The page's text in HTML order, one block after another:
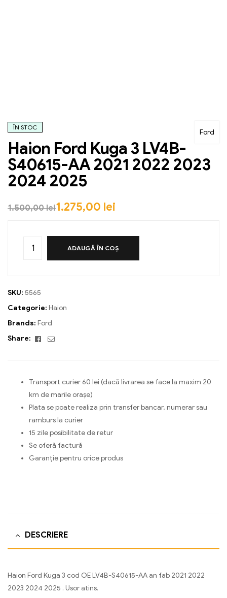
Ford
ÎN STOC
Haion Ford Kuga 3 LV4B-
S40615-AA 2021 2022 2023
2024 2025
1.500,00lei1.275,00 lei
ADAUGĂ ÎN COȘ
SKU: 5565
Categorie: Haion
Brands: Ford
Share:
Facebook
Email
Transport curier 60 lei (dacă livrarea se face la maxim 20
km de marile orașe)
Plata se poate realiza prin transfer bancar, numerar sau
ramburs la curier
15 zile posibilitate de retur
Se oferă factură
Garanție pentru orice produs
DESCRIERE
Haion Ford Kuga 3 cod OE LV4B-S40615-AA an fab 2021 2022
2023 2024 2025 . Usor atins.